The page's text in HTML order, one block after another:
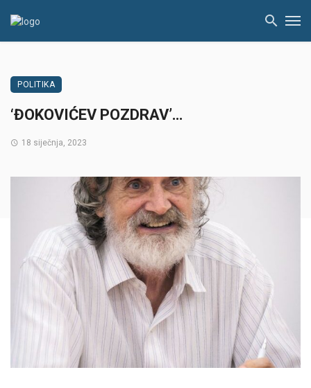
POLITIKA
‘ĐOKOVIĆEV POZDRAV’…
18 siječnja, 2023